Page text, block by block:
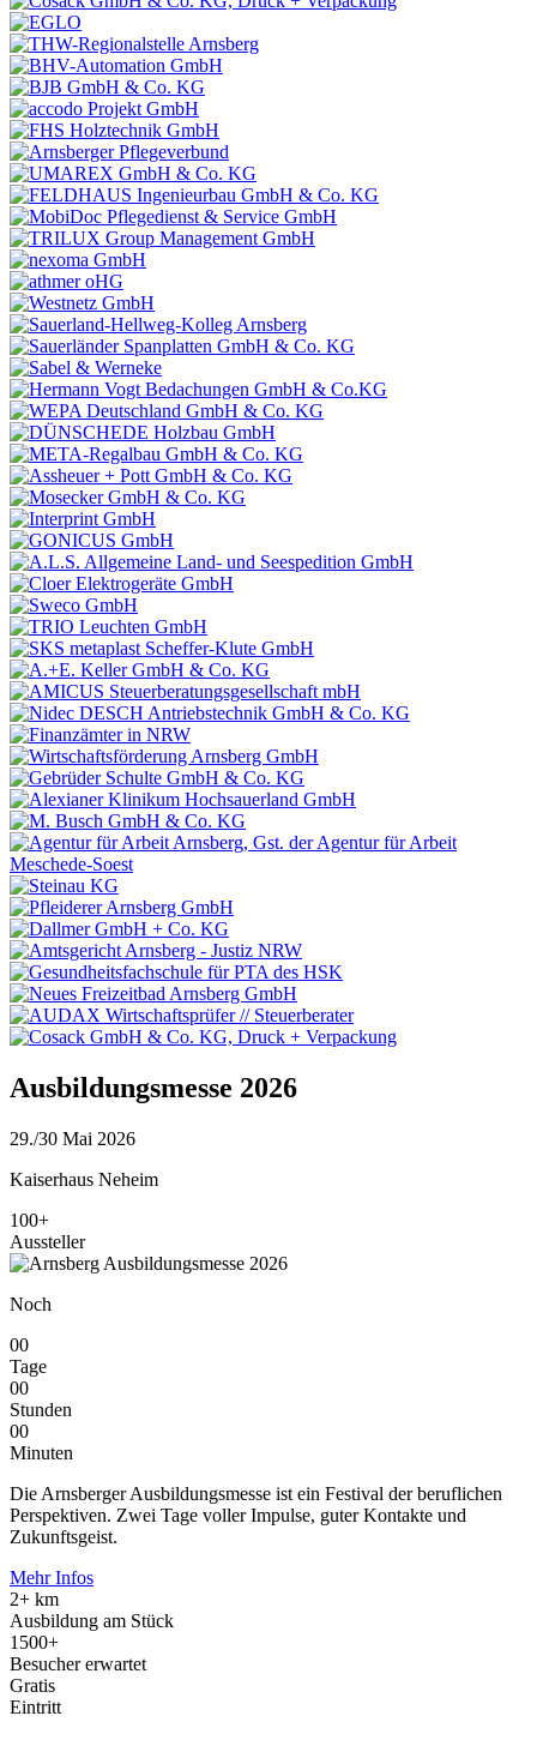
Ausbildungsmesse 2026
29./30 Mai 2026
Kaiserhaus Neheim
100+
Aussteller
Noch
00
Tage
00
Stunden
00
Minuten
Die Arnsberger Ausbildungsmesse ist ein Festival der beruflichen
Perspektiven. Zwei Tage voller Impulse, guter Kontakte und
Zukunftsgeist.
Mehr Infos
2+ km
Ausbildung am Stück
1500+
Besucher erwartet
Gratis
Eintritt